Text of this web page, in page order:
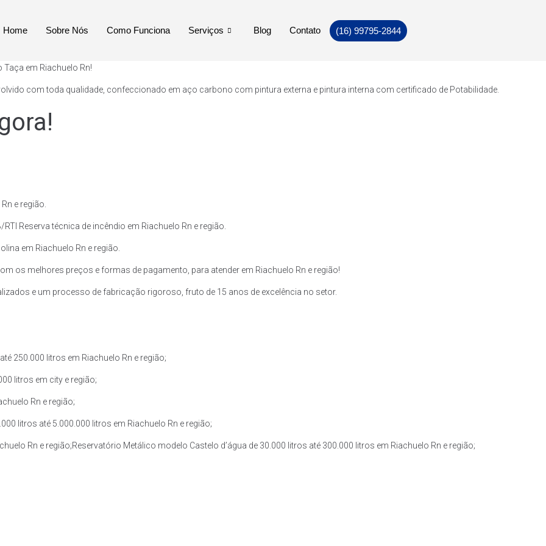
Home Sobre Nós Como Funciona Serviços Blog Contato (16) 99795-2844
em Riachuelo Rn!
com toda qualidade, confeccionado em aço carbono com pintura externa e pintura interna com certificado de Potabilidade.
e região.
Reserva técnica de incêndio em Riachuelo Rn e região.
em Riachuelo Rn e região.
os melhores preços e formas de pagamento, para atender em Riachuelo Rn e região!
e um processo de fabricação rigoroso, fruto de 15 anos de excelência no setor.
250.000 litros em Riachuelo Rn e região;
litros em city e região;
Rn e região;
litros até 5.000.000 litros em Riachuelo Rn e região;
Rn e região;Reservatório Metálico modelo Castelo d’água de 30.000 litros até 300.000 litros em Riachuelo Rn e região;